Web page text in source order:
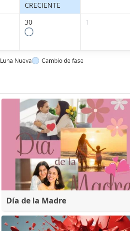
CRECIENTE
30 1
Luna Nueva Cambio de fase
Día de la Madre